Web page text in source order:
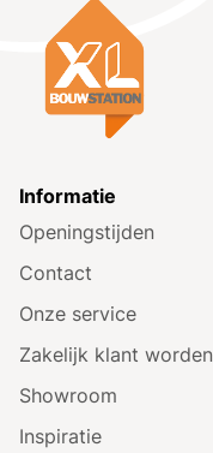
Informatie
Openingstijden
Contact
Onze service
Zakelijk klant worden
Showroom
Inspiratie